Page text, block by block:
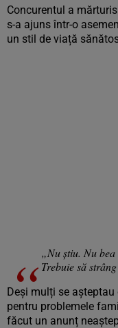
Concurentul a
s-a ajuns într-o
un stil de viață
„Nu știu. Nu
Trebuie să
Deși mulți se
pentru problemele
făcut un anunț